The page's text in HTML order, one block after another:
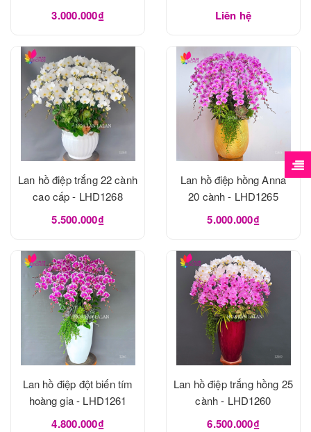
3.000.000₫ Liên hệ
Lan hồ điệp trắng 22 cành
cao cấp - LHD1268
5.500.000₫
Lan hồ điệp hồng Anna
20 cành - LHD1265
5.000.000₫
Lan hồ điệp đột biến tím
hoàng gia - LHD1261
4.800.000₫
Lan hồ điệp trắng hồng 25
cành - LHD1260
6.500.000₫